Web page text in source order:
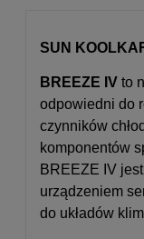
SUN
BREEZE IV to
odpowiedni do
czynników
komponentów
BREEZE IV
urządzeniem
do układów